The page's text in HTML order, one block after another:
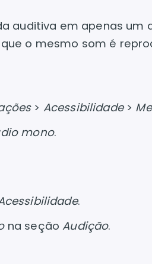
auditiva em apenas um
o mesmo som é
> Acessibilidade>
mono.
.
na seçãoAudição.